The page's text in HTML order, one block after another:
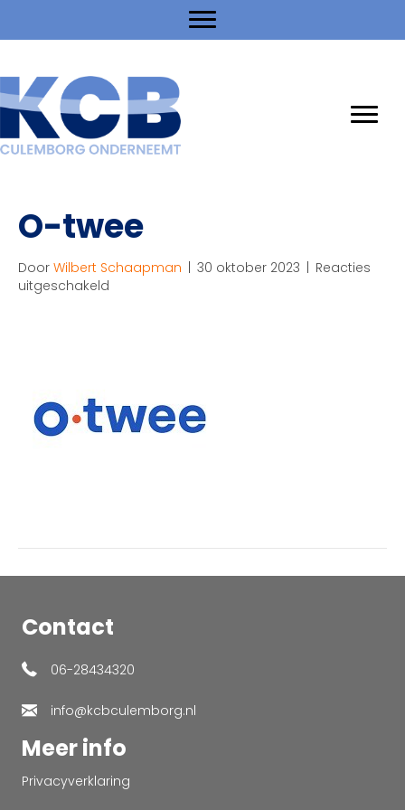
O-twee
Door Wilbert Schaapman | 30 oktober 2023 | Reacties
uitgeschakeld
Contact
06-28434320
info@kcbculemborg.nl
Meer info
Privacyverklaring